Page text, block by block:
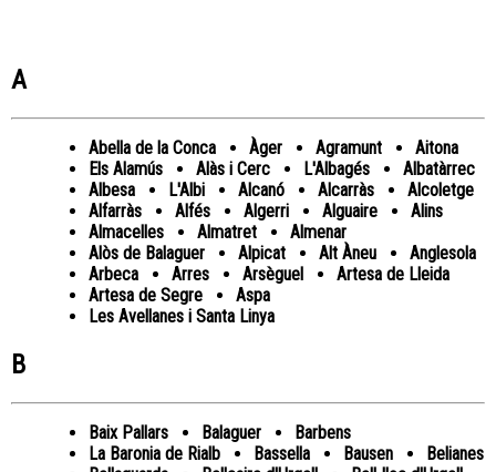
A
Abella de la Conca Àger Agramunt
Aitona
Els Alamús
Alàs i Cerc L'Albagés
Albatàrrec
Albesa
L'Albi Alcanó Alcarràs
Alcoletge
Alfarràs
Alfés Algerri Alguaire
Alins
Almacelles
Almatret
Almenar
Alòs de Balaguer
Alpicat Alt Àneu
Anglesola
Arbeca
Arres Arsèguel
Artesa de Lleida
Artesa de Segre
Aspa
Les Avellanes i Santa Linya
B
Baix Pallars Balaguer
Barbens
La Baronia de Rialb
Bassella Bausen
Belianes